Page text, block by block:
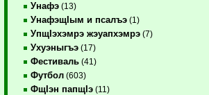
Унафэ (13)
УнафэщIым и псалъэ (1)
УпщIэхэмрэ жэуапхэмрэ (7)
Ухуэныгъэ (17)
Фестиваль (41)
Футбол (603)
ФщIэн папщIэ (11)